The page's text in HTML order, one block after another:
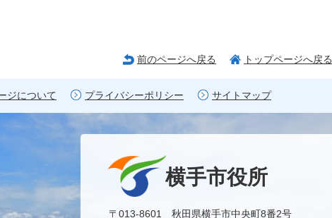
前のページへ戻る トップページへ戻る
ジについて プライバシーポリシー サイトマップ
横手市役所
〒013-8601 秋田県横手市中央町8番2号